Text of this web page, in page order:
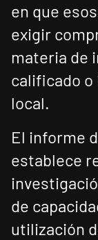
en que
exigir
materia de
calificado
local.
El informe
establece
de
utilización